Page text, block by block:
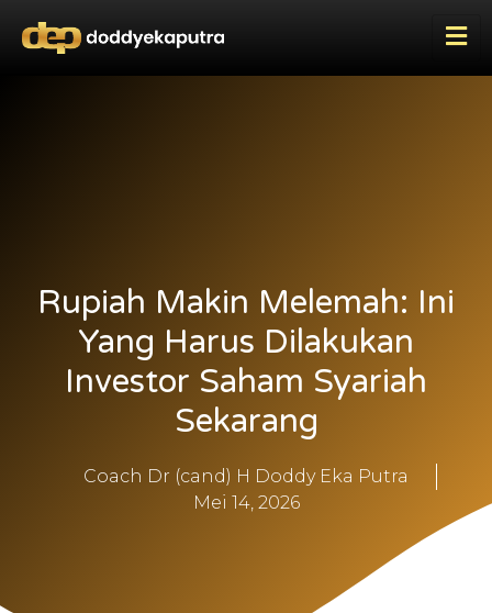
Rupiah Makin Melemah: Ini
Yang Harus Dilakukan
Investor Saham Syariah
Sekarang
Coach Dr (cand) H Doddy Eka Putra
Mei 14, 2026